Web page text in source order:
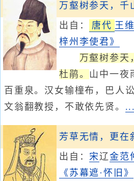
万壑树参天，千
出自： 唐代 王维
梓州李使君》
万壑树参天
杜鹃。 山中一夜
百重泉。汉女输橦布，巴人讼
文翁翻教授，不敢依先贤。
芳草无情，更在
出自：宋辽金范
《苏幕遮·怀旧》